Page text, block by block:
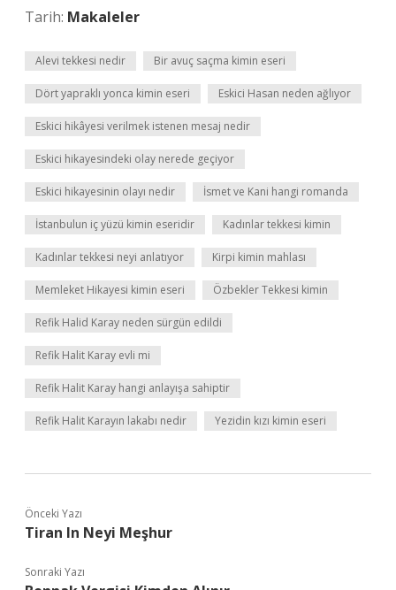
Tarih: Makaleler
Alevi tekkesi nedir Bir avuç saçma kimin eseri
Dört yapraklı yonca kimin eseri Eskici Hasan neden ağlıyor
Eskici hikâyesi verilmek istenen mesaj nedir
Eskici hikayesindeki olay nerede geçiyor
Eskici hikayesinin olayı nedir İsmet ve Kani hangi romanda
İstanbulun iç yüzü kimin eseridir Kadınlar tekkesi kimin
Kadınlar tekkesi neyi anlatıyor Kirpi kimin mahlası
Memleket Hikayesi kimin eseri Özbekler Tekkesi kimin
Refik Halid Karay neden sürgün edildi
Refik Halit Karay evli mi
Refik Halit Karay hangi anlayışa sahiptir
Refik Halit Karayın lakabı nedir Yezidin kızı kimin eseri
Önceki Yazı
Tiran In Neyi Meşhur
Sonraki Yazı